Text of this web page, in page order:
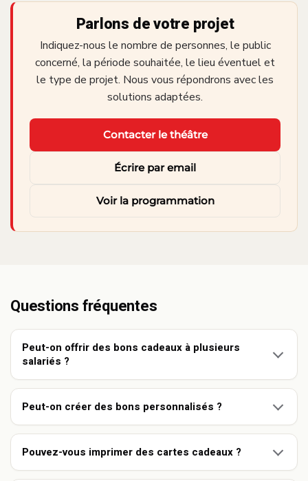
Parlons de votre projet
Indiquez-nous le nombre de personnes, le public
concerné, la période souhaitée, le lieu éventuel et
le type de projet. Nous vous répondrons avec les
solutions adaptées.
Contacter le théâtre
Écrire par email
Voir la programmation
Questions fréquentes
Peut-on offrir des bons cadeaux à plusieurs
salariés ?
Peut-on créer des bons personnalisés ?
Pouvez-vous imprimer des cartes cadeaux ?